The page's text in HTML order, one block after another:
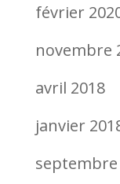
février
novembre
avril 2018
janvier
septembre